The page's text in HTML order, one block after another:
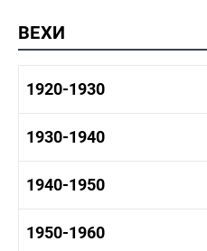
ВЕХИ
1920-1930
1920-1930 история
1920-1930 культура
1930-1940
1930-1940 история
1930-1940 культура
1940-1950
1940-1950 быт
1950-1960